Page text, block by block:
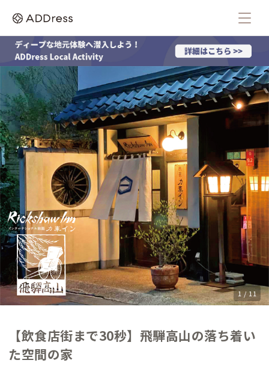
1 / 11
【飲食店街まで30秒】飛騨高山の落ち着い
た空間の家